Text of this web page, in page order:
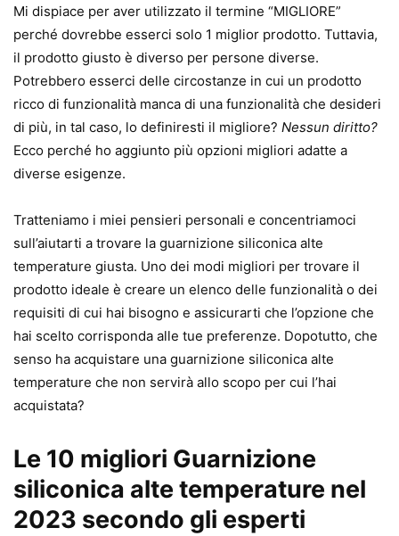
Mi dispiace per aver utilizzato il termine “MIGLIORE”
perché dovrebbe esserci solo 1 miglior prodotto. Tuttavia,
il prodotto giusto è diverso per persone diverse.
Potrebbero esserci delle circostanze in cui un prodotto
ricco di funzionalità manca di una funzionalità che desideri
di più, in tal caso, lo definiresti il ​​migliore? Nessun diritto?
Ecco perché ho aggiunto più opzioni migliori adatte a
diverse esigenze.
Tratteniamo i miei pensieri personali e concentriamoci
sull’aiutarti a trovare la guarnizione siliconica alte
temperature giusta. Uno dei modi migliori per trovare il
prodotto ideale è creare un elenco delle funzionalità o dei
requisiti di cui hai bisogno e assicurarti che l’opzione che
hai scelto corrisponda alle tue preferenze. Dopotutto, che
senso ha acquistare una guarnizione siliconica alte
temperature che non servirà allo scopo per cui l’hai
acquistata?
Le 10 migliori Guarnizione
siliconica alte temperature nel
2023 secondo gli esperti